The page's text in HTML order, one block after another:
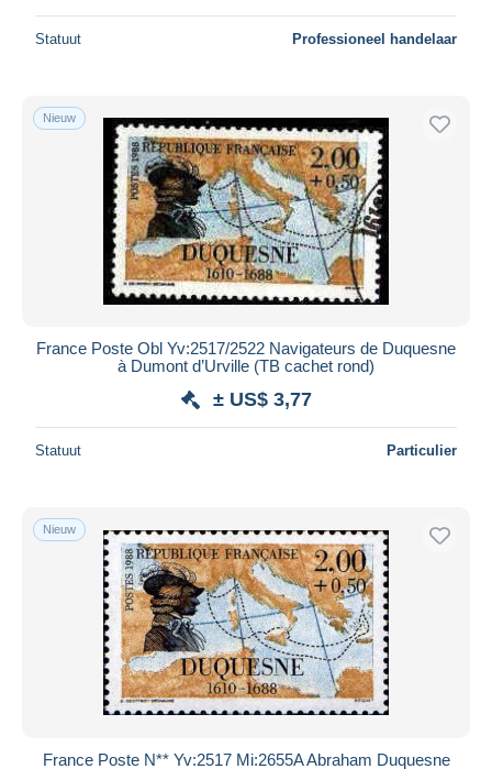
Statuut Professioneel handelaar
Nieuw
France Poste Obl Yv:2517/2522 Navigateurs de Duquesne
à Dumont d’Urville (TB cachet rond)
± US$ 3,77
Statuut Particulier
Nieuw
France Poste N** Yv:2517 Mi:2655A Abraham Duquesne